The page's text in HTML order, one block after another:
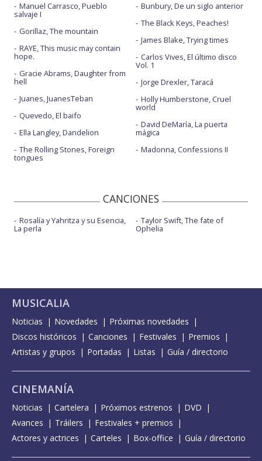
Manuel Carrasco, Pueblo
salvaje I
Gorillaz, The mountain
RAYE, This music may contain
hope.
Gracie Abrams, Daughter from
hell
Juanes, JuanesTeban
Quevedo, El baifo
Ella Langley, Dandelion
The Rolling Stones, Foreign
tongues
Bunbury, De un siglo anterior
The Black Keys, Peaches!
James Blake, Trying times
Carlos Vives, El último disco
Vol. 1
Jorge Drexler, Taracá
Holly Humberstone, Cruel
world
David DeMaría, La puerta
mágica
Madonna, Confessions II
CANCIONES
Rosalía y Yahritza y su Esencia,
La perla
Taylor Swift, The fate of
Ophelia
MUSICALIA
Noticias Novedades
Próximas novedades
Discos históricos
Canciones Festivales
Premios
Artistas y grupos
Portadas Listas Guía / directorio
CINEMANÍA
Noticias Cartelera Próximos estrenos
DVD
Avances
Tráilers
Festivales + premios
Actores y actrices
Carteles Box-office Guía / directorio